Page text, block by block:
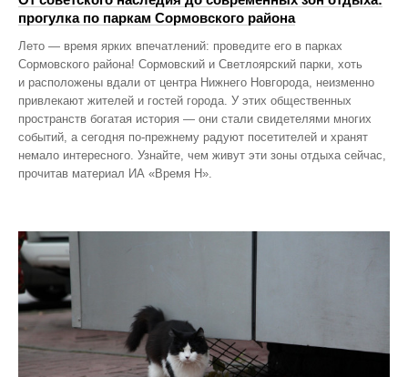
прогулка по паркам Сормовского района
Лето — время ярких впечатлений: проведите его в парках
Сормовского района! Сормовский и Светлоярский парки, хоть
и расположены вдали от центра Нижнего Новгорода, неизменно
привлекают жителей и гостей города. У этих общественных
пространств богатая история — они стали свидетелями многих
событий, а сегодня по‑прежнему радуют посетителей и хранят
немало интересного. Узнайте, чем живут эти зоны отдыха сейчас,
прочитав материал ИА «Время Н».